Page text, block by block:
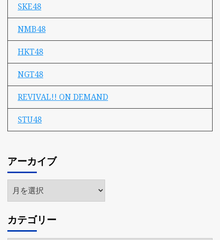
SKE48
NMB48
HKT48
NGT48
REVIVAL!! ON DEMAND
STU48
アーカイブ
ア
ー
イ
ブ
カテゴリー